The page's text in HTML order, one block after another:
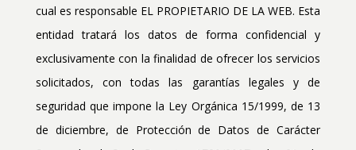
cual es responsable EL PROPIETARIO DE LA WEB. Esta
entidad tratará los datos de forma confidencial y
exclusivamente con la finalidad de ofrecer los servicios
solicitados, con todas las garantías legales y de
seguridad que impone la Ley Orgánica 15/1999, de 13
de diciembre, de Protección de Datos de Carácter